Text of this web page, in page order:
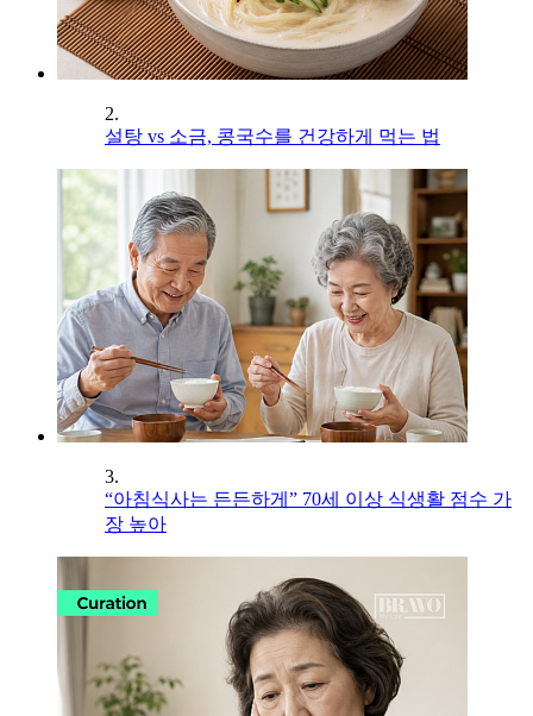
2.
설탕 vs 소금, 콩국수를 건강하게 먹는 법
3.
“아침식사는 든든하게” 70세 이상 식생활 점수 가
장 높아